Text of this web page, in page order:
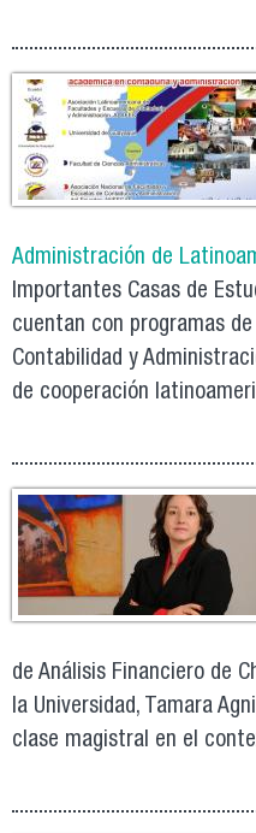
Administración de
Importantes Casas de
cuentan con programas
Contabilidad y
de cooperación
de Análisis Financiero de
la Universidad, Tamara
clase magistral en el